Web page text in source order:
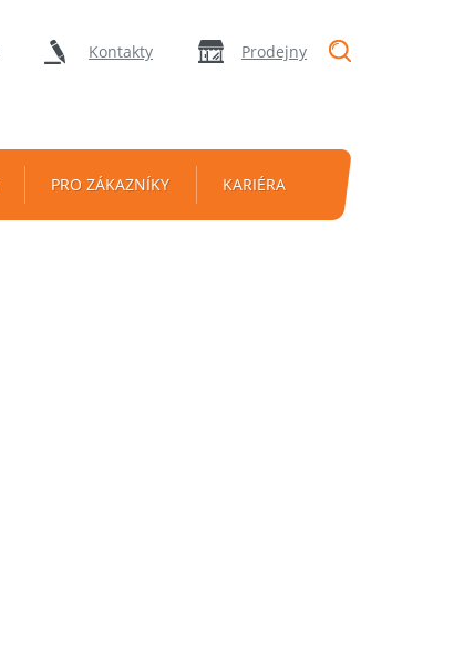
Kontakty Prodejny
PRO ZÁKAZNÍKY KARIÉRA